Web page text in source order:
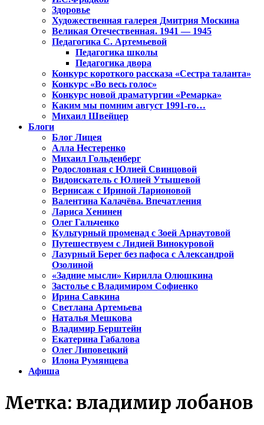
Здоровье
Художественная галерея Дмитрия Москина
Великая Отечественная. 1941 — 1945
Педагогика С. Артемьевой
Педагогика школы
Педагогика двора
Конкурс короткого рассказа «Сестра таланта»
Конкурс «Во весь голос»
Конкурс новой драматургии «Ремарка»
Каким мы помним август 1991-го…
Михаил Швейцер
Блоги
Блог Лицея
Алла Нестеренко
Михаил Гольденберг
Родословная с Юлией Свинцовой
Видоискатель с Юлией Утышевой
Вернисаж с Ириной Ларионовой
Валентина Калачёва. Впечатления
Лариса Хенинен
Олег Гальченко
Культурный променад с Зоей Арнаутовой
Путешествуем с Лидией Винокуровой
Лазурный Берег без пафоса с Александрой
Озолиной
«Задние мысли» Кирилла Олюшкина
Застолье с Владимиром Софиенко
Ирина Савкина
Светлана Артемьева
Наталья Мешкова
Владимир Берштейн
Екатерина Габалова
Олег Липовецкий
Илона Румянцева
Афиша
Метка: владимир лобанов